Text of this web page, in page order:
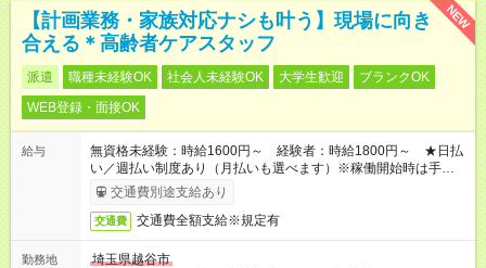
NEW
【計画業務・家族対応ナシも叶う】現場に向き
合える＊高齢者ケアスタッフ
派遣 職種未経験OK 社会人未経験OK 大学生歓迎
ブランクOK
WEB登録・面接OK
給与
無資格未経験：時給1600円～ 経験者：時給1800円～ ★日払
い／週払い制度あり（月払いも選べます）※稼働開始時は手続き
完了次第のお支払いとなります。
交通費別途支給あり
交通費 交通費全額支給※規定有
勤務地
埼玉県越谷市